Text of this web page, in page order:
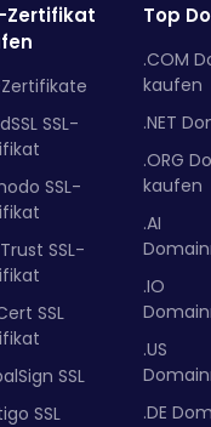
Zertifikat
Zertifikate
SSL-
SSL-
SSL-
SSL
SSL
SSL
Top
.COM
kaufen
.NET
.ORG
kaufen
.AI
.IO
.US
.DE